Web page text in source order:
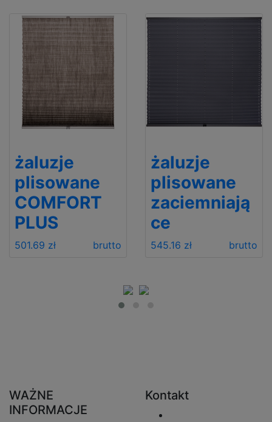
żaluzje
plisowane
COMFORT
PLUS
501.69 zł brutto
żaluzje
plisowane
zaciemniają
ce
545.16 zł brutto
WAŻNE
INFORMACJE
Kontakt